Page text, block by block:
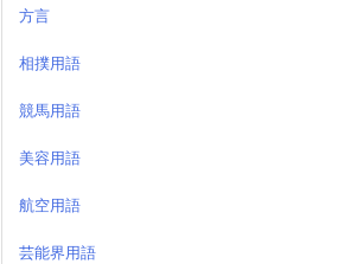
方言
相撲用語
競馬用語
美容用語
航空用語
芸能界用語